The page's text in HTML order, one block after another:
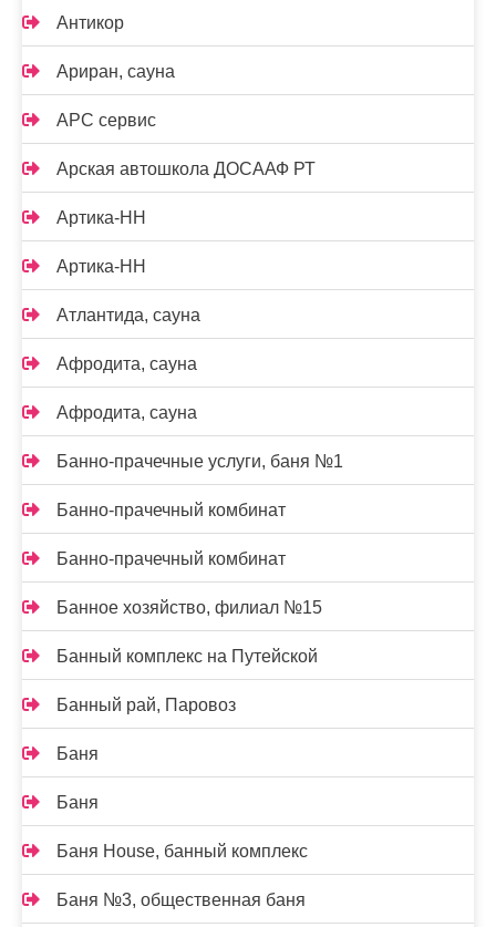
Антикор
Ариран, сауна
АРС сервис
Арская автошкола ДОСААФ РТ
Артика-НН
Артика-НН
Атлантида, сауна
Афродита, сауна
Афродита, сауна
Банно-прачечные услуги, баня №1
Банно-прачечный комбинат
Банно-прачечный комбинат
Банное хозяйство, филиал №15
Банный комплекс на Путейской
Банный рай, Паровоз
Баня
Баня
Баня House, банный комплекс
Баня №3, общественная баня